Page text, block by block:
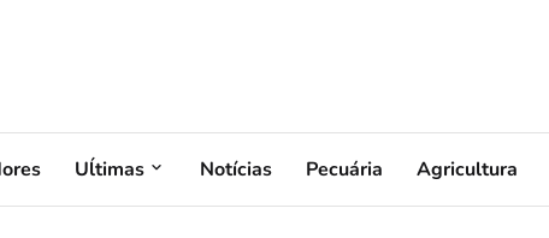
Uĺtimas Notícias Pecuária Agricultura